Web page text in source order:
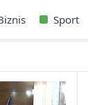
Sport